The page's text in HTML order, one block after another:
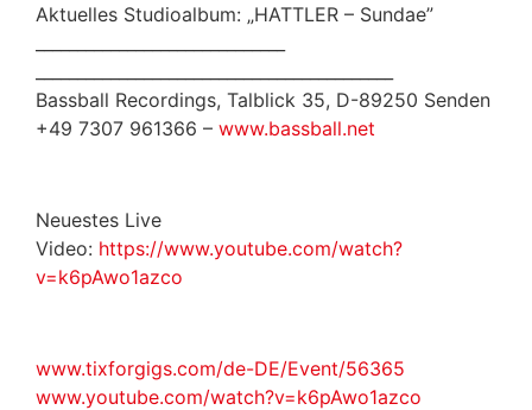
Aktuelles Studioalbum: „HATTLER – Sundae”
Bassball Recordings, Talblick 35, D-89250 Senden
+49 7307 961366 – www.bassball.net
Neuestes Live
Video: https://www.youtube.com/watch?
v=k6pAwo1azco
www.tixforgigs.com/de-DE/Event/56365
www.youtube.com/watch?v=k6pAwo1azco